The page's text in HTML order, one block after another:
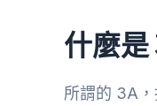
什麼
所謂的 3A，